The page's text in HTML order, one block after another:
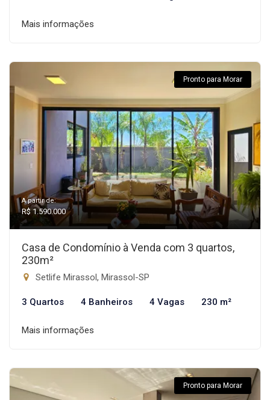
Mais informações
Pronto para Morar
A partir de:
R$ 1.590.000
Casa de Condomínio à Venda com 3 quartos,
230m²
Setlife Mirassol, Mirassol-SP
3 Quartos 4 Banheiros 4 Vagas 230 m²
Mais informações
Pronto para Morar